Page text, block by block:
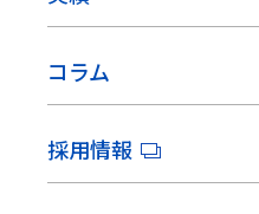
コラム
採用情報